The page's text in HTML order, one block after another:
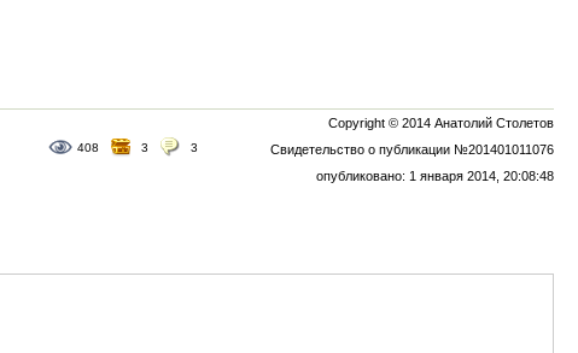
Copyright © 2014 Анатолий Столетов
Свидетельство о публикации №201401011076
опубликовано: 1 января 2014, 20:08:48
408 3 3